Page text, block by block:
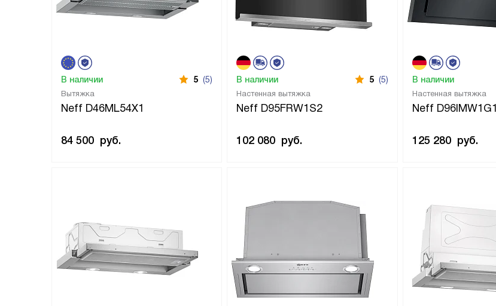
Вытяжка
Neff D46ML54X1
В наличии 5 (5)
84 500 руб.
Настенная вытяжка
Neff D95FRW1S2
В наличии 5 (5)
102 080 руб.
Настенная вытяжка
Neff D96IMW1G1
В наличии
125 280 руб.